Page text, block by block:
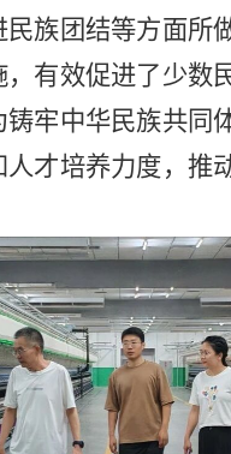
族团结等方面所
有效促进了少数
牢中华民族共同
才培养力度，推